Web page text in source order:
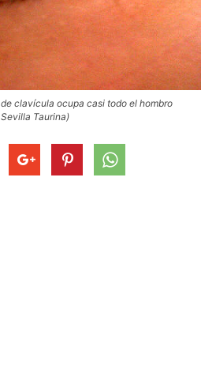
clavícula ocupa casi todo el hombro
Taurina)